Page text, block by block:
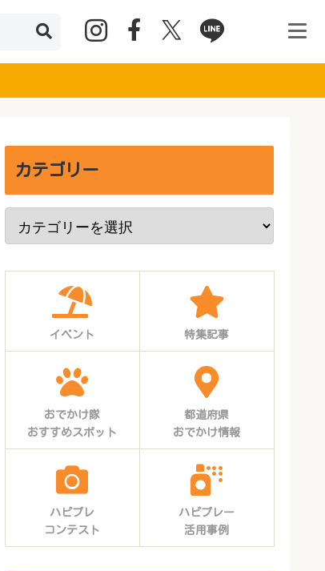
カテゴリー
イベント 特集記事
おでかけ隊
おすすめスポット
都道府県
おでかけ情報
ハピプレ
コンテスト
ハピプレー
活用事例